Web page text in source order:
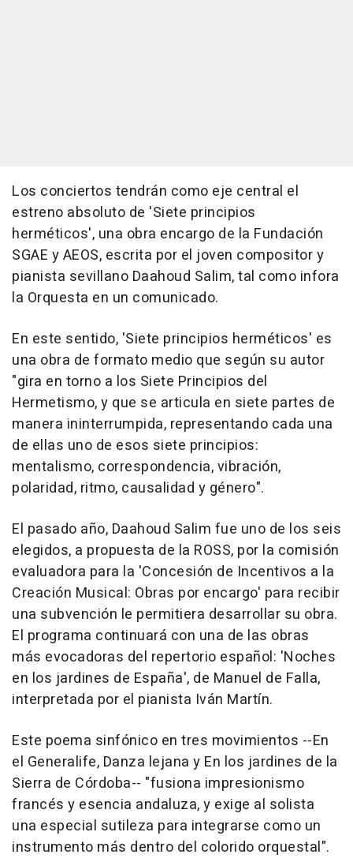
Los conciertos tendrán como eje central el
estreno absoluto de 'Siete principios
herméticos', una obra encargo de la Fundación
SGAE y AEOS, escrita por el joven compositor y
pianista sevillano Daahoud Salim, tal como infora
la Orquesta en un comunicado.
En este sentido, 'Siete principios herméticos' es
una obra de formato medio que según su autor
"gira en torno a los Siete Principios del
Hermetismo, y que se articula en siete partes de
manera ininterrumpida, representando cada una
de ellas uno de esos siete principios:
mentalismo, correspondencia, vibración,
polaridad, ritmo, causalidad y género".
El pasado año, Daahoud Salim fue uno de los seis
elegidos, a propuesta de la ROSS, por la comisión
evaluadora para la 'Concesión de Incentivos a la
Creación Musical: Obras por encargo' para recibir
una subvención le permitiera desarrollar su obra.
El programa continuará con una de las obras
más evocadoras del repertorio español: 'Noches
en los jardines de España', de Manuel de Falla,
interpretada por el pianista Iván Martín.
Este poema sinfónico en tres movimientos --En
el Generalife, Danza lejana y En los jardines de la
Sierra de Córdoba-- "fusiona impresionismo
francés y esencia andaluza, y exige al solista
una especial sutileza para integrarse como un
instrumento más dentro del colorido orquestal".